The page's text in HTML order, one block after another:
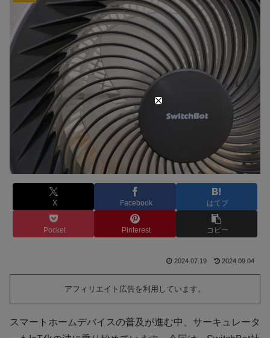
X Facebook はてブ
Pocket Pinterest コピー
2024.07.19 2024.09.04
アフィリエイト広告を利用しています。
スマートホームデバイスの普及が進む中、サーキュレータ